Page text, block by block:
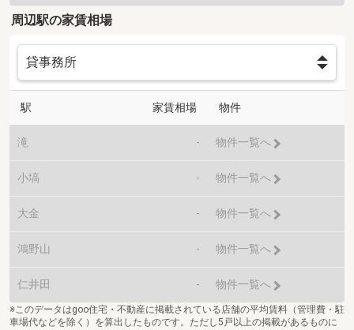
周辺駅の家賃相場
駅 家賃相場 物件
滝 - 物件一覧へ
小塙 - 物件一覧へ
大金 - 物件一覧へ
鴻野山 - 物件一覧へ
仁井田 - 物件一覧へ
※このデータはgoo住宅・不動産に掲載されている店舗の平均賃料（管理費・駐
車場代などを除く）を算出したものです。ただし5戸以上の掲載があるものに